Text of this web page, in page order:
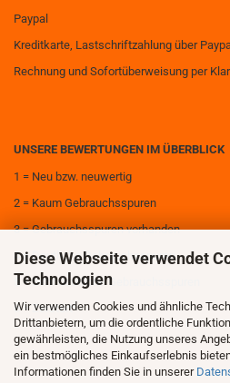
Diese Webseite verwendet
Technologien
Wir verwenden Cookies und ähnliche
Drittanbietern, um die ordentliche
gewährleisten, die Nutzung unseres
ein bestmögliches Einkaufserlebnis
Informationen finden Sie in unserer
Paypal
Kreditkarte, Lastschriftzahlung über
Rechnung und Sofortüberweisung per
UNSERE BEWERTUNGEN IM ÜBERBLICK
1 = Neu bzw. neuwertig
2 = Kaum Gebrauchsspuren
3 = Gebrauchsspuren vorhanden
4 = Deutliche Gebrauchsspuren
5 = Sehr deutliche Gebrauchsspuren
6 = Zerstört